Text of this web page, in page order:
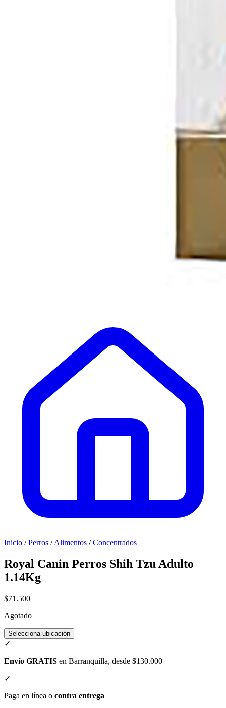
Inicio / Perros / Alimentos / Concentrados
Royal Canin Perros Shih Tzu Adulto
1.14Kg
$71.500
Agotado
Selecciona ubicación
✓
Envío GRATIS en Barranquilla, desde $130.000
✓
Paga en línea o contra entrega